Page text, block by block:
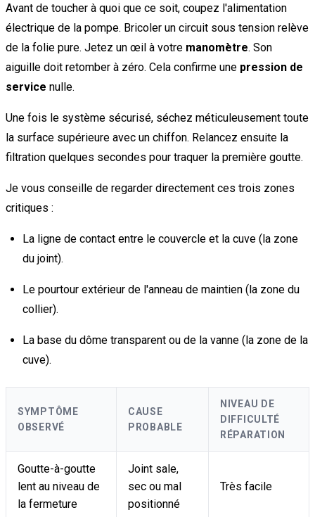
Avant de toucher à quoi que ce soit, coupez l'alimentation
électrique de la pompe. Bricoler un circuit sous tension relève
de la folie pure. Jetez un œil à votre manomètre. Son
aiguille doit retomber à zéro. Cela confirme une pression de
service nulle.
Une fois le système sécurisé, séchez méticuleusement toute
la surface supérieure avec un chiffon. Relancez ensuite la
filtration quelques secondes pour traquer la première goutte.
Je vous conseille de regarder directement ces trois zones
critiques :
La ligne de contact entre le couvercle et la cuve (la zone
du joint).
Le pourtour extérieur de l'anneau de maintien (la zone du
collier).
La base du dôme transparent ou de la vanne (la zone de la
cuve).
SYMPTÔME
OBSERVÉ
CAUSE
PROBABLE
NIVEAU DE
DIFFICULTÉ
RÉPARATION
Goutte-à-goutte
lent au niveau de
la fermeture
Joint sale,
sec ou mal
positionné
Très facile